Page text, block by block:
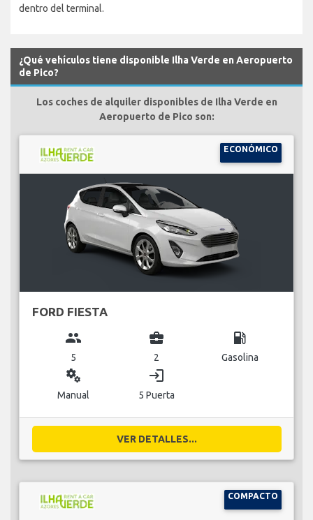
dentro del terminal.
¿Qué vehículos tiene disponible Ilha Verde en Aeropuerto
de Pico?
Los coches de alquiler disponibles de Ilha Verde en
Aeropuerto de Pico son:
ECONÓMICO
FORD FIESTA
group
5
business_center
2
local_gas_station
Gasolina
miscellaneous_services
Manual
login
5 Puerta
VER DETALLES...
COMPACTO